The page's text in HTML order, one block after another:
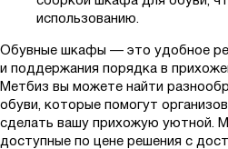
использованию.
Обувные шкафы — это удобное
и поддержания порядка в
Метбиз вы можете найти
обуви, которые помогут
сделать вашу прихожую уютной.
доступные по цене решения с